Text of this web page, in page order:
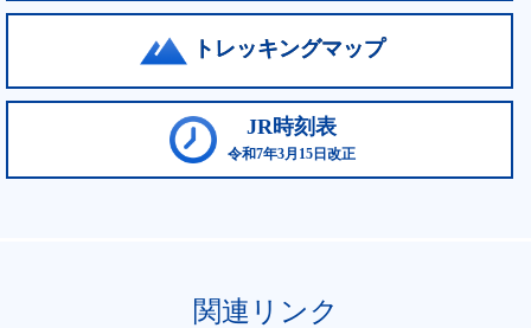
トレッキングマップ
JR時刻表
令和7年3月15日改正
関連リンク